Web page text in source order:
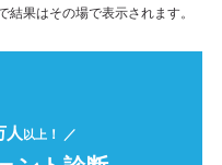
結果はその場で表示されます。
人 以上！ ／